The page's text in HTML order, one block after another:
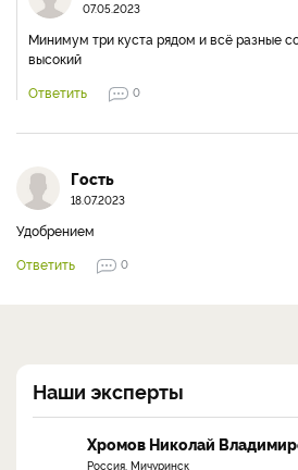
07.05.2023
Минимум три куста рядом и всё разные
высокий
Ответить
0
Гость
18.07.2023
Удобрением
Ответить
0
Наши эксперты
Хромов Николай
Россия, Мичуринск